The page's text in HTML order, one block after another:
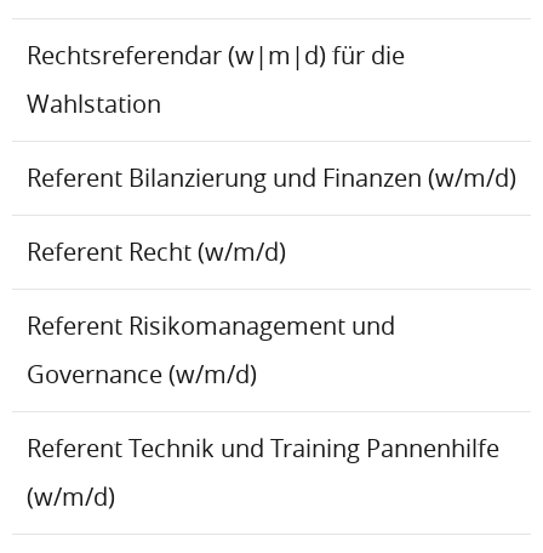
Rechtsreferendar (w|m|d) für die
Wahlstation
Referent Bilanzierung und Finanzen (w/m/d)
Referent Recht (w/m/d)
Referent Risikomanagement und
Governance (w/m/d)
Referent Technik und Training Pannenhilfe
(w/m/d)